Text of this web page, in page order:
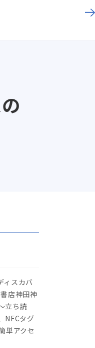
ィスカバ
店神田神
立ち読
NFCタグ
単アクセ